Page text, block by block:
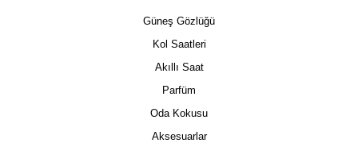
Güneş Gözlüğü
Kol Saatleri
Akıllı Saat
Parfüm
Oda Kokusu
Aksesuarlar